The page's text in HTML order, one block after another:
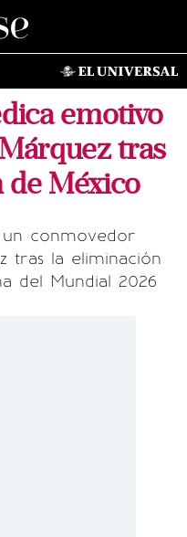
emotivo
tras
México
conmovedor
tras la eliminación
del Mundial 2026